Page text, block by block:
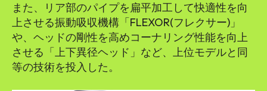
また、リア部のパイプを扁平加工して快適性を向
上させる振動吸収機構「FLEXOR(フレクサー)」
や、ヘッドの剛性を高めコーナリング性能を向上
させる「上下異径ヘッド」など、上位モデルと同
等の技術を投入した。